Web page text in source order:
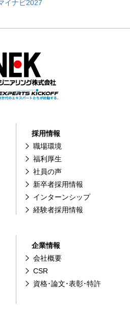
採用情報
職場環境
福利厚生
社員の声
新卒者採用情報
インターンシップ
経験者採用情報
企業情報
会社概要
CSR
資格･論文･表彰･特許